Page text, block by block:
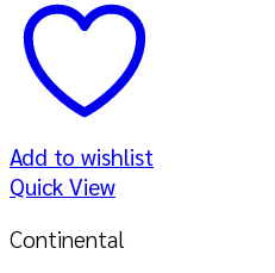
Add to wishlist
Quick View
Continental